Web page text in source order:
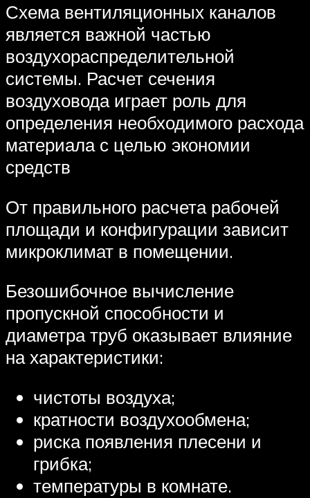
Схема вентиляционных каналов
является важной частью
воздухораспределительной
системы. Расчет сечения
воздуховода играет роль для
определения необходимого расхода
материала с целью экономии
средств
От правильного расчета рабочей
площади и конфигурации зависит
микроклимат в помещении.
Безошибочное вычисление
пропускной способности и
диаметра труб оказывает влияние
на характеристики:
чистоты воздуха;
кратности воздухообмена;
риска появления плесени и
грибка;
температуры в комнате.